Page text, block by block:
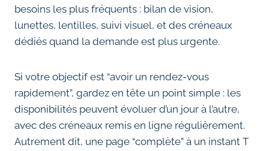
besoins les plus fréquents : bilan de vision,
lunettes, lentilles, suivi visuel, et des créneaux
dédiés quand la demande est plus urgente.
Si votre objectif est “avoir un rendez-vous
rapidement”, gardez en tête un point simple : les
disponibilités peuvent évoluer d’un jour à l’autre,
avec des créneaux remis en ligne régulièrement.
Autrement dit, une page “complète” à un instant T